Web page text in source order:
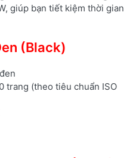
giúp bạn tiết kiệm thời gian
(Black)
trang (theo tiêu chuẩn ISO